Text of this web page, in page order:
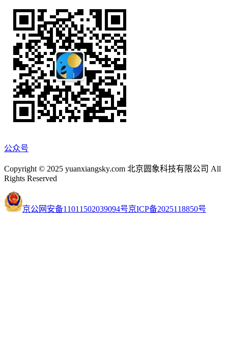
公众号
Copyright © 2025 yuanxiangsky.com 北京圆象科技有限公司 All
Rights Reserved
京公网安备11011502039094号京ICP备2025118850号